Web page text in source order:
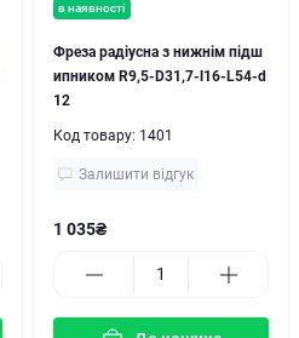
в наявності
Фреза радіусна з нижнім підш
ипником R9,5-D31,7-l16-L54-d
12
Код товару: 1401
Залишити відгук
1 035₴